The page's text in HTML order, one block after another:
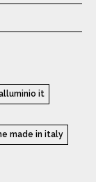
it
made in italy